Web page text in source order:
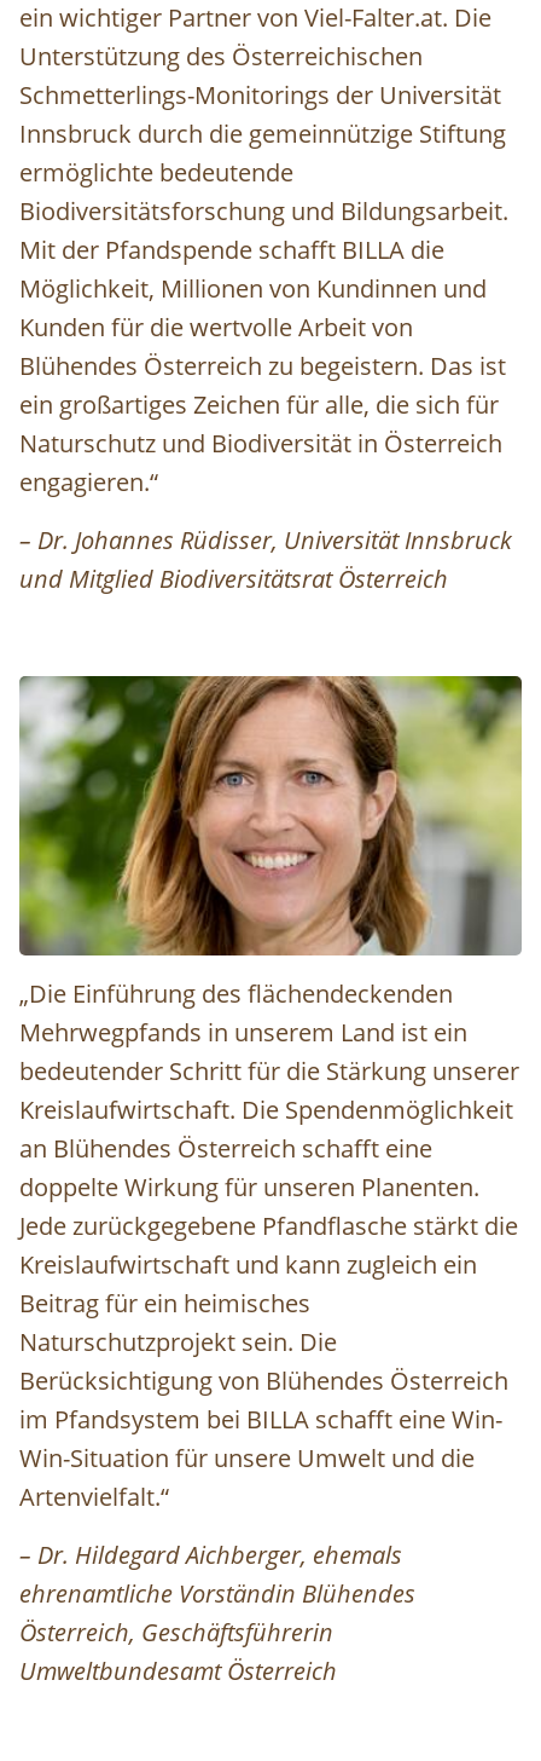
ein wichtiger Partner von Viel-Falter.at. Die
Unterstützung des Österreichischen
Schmetterlings-Monitorings der Universität
Innsbruck durch die gemeinnützige Stiftung
ermöglichte bedeutende
Biodiversitätsforschung und Bildungsarbeit.
Mit der Pfandspende schafft BILLA die
Möglichkeit, Millionen von Kundinnen und
Kunden für die wertvolle Arbeit von
Blühendes Österreich zu begeistern. Das ist
ein großartiges Zeichen für alle, die sich für
Naturschutz und Biodiversität in Österreich
engagieren.“
– Dr. Johannes Rüdisser, Universität Innsbruck
und Mitglied Biodiversitätsrat Österreich
Hildegard Aichberger © Robert Harson
„Die Einführung des flächendeckenden
Mehrwegpfands in unserem Land ist ein
bedeutender Schritt für die Stärkung unserer
Kreislaufwirtschaft. Die Spendenmöglichkeit
an Blühendes Österreich schafft eine
doppelte Wirkung für unseren Planenten.
Jede zurückgegebene Pfandflasche stärkt die
Kreislaufwirtschaft und kann zugleich ein
Beitrag für ein heimisches
Naturschutzprojekt sein. Die
Berücksichtigung von Blühendes Österreich
im Pfandsystem bei BILLA schafft eine Win-
Win-Situation für unsere Umwelt und die
Artenvielfalt.“
– Dr. Hildegard Aichberger, ehemals
ehrenamtliche Vorständin Blühendes
Österreich, Geschäftsführerin
Umweltbundesamt Österreich